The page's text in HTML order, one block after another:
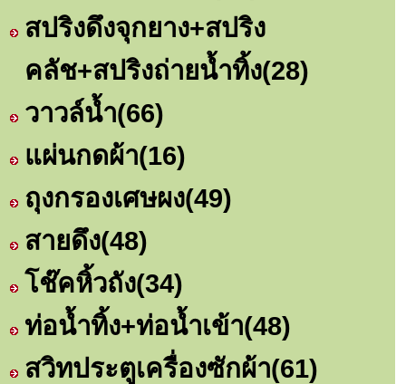
สปริงดึงจุกยาง+สปริง
คลัช+สปริงถ่ายน้ำทิ้ง(28)
วาวล์น้ำ(66)
แผ่นกดผ้า(16)
ถุงกรองเศษผง(49)
สายดึง(48)
โช๊คหิ้วถัง(34)
ท่อน้ำทิ้ง+ท่อน้ำเข้า(48)
สวิทประตูเครื่องซักผ้า(61)